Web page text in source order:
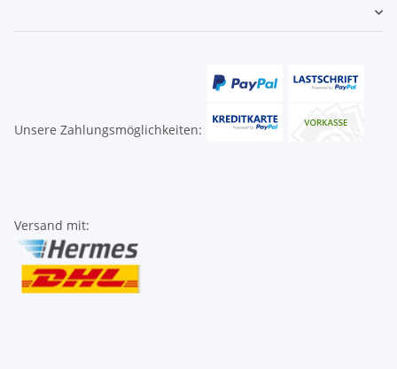
Unsere Zahlungsmöglichkeiten:
Versand mit: